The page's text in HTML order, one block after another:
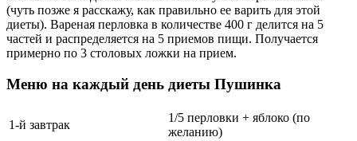
(чуть позже я расскажу, как правильно ее варить для этой
диеты). Вареная перловка в количестве 400 г делится на 5
частей и распределяется на 5 приемов пищи. Получается
примерно по 3 столовых ложки на прием.
Меню на каждый день диеты Пушинка
1-й завтрак
1/5 перловки + яблоко (по
желанию)